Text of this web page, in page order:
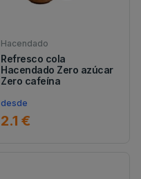
Hacendado
Refresco cola
Hacendado Zero azúcar
Zero cafeína
desde
2.1 €